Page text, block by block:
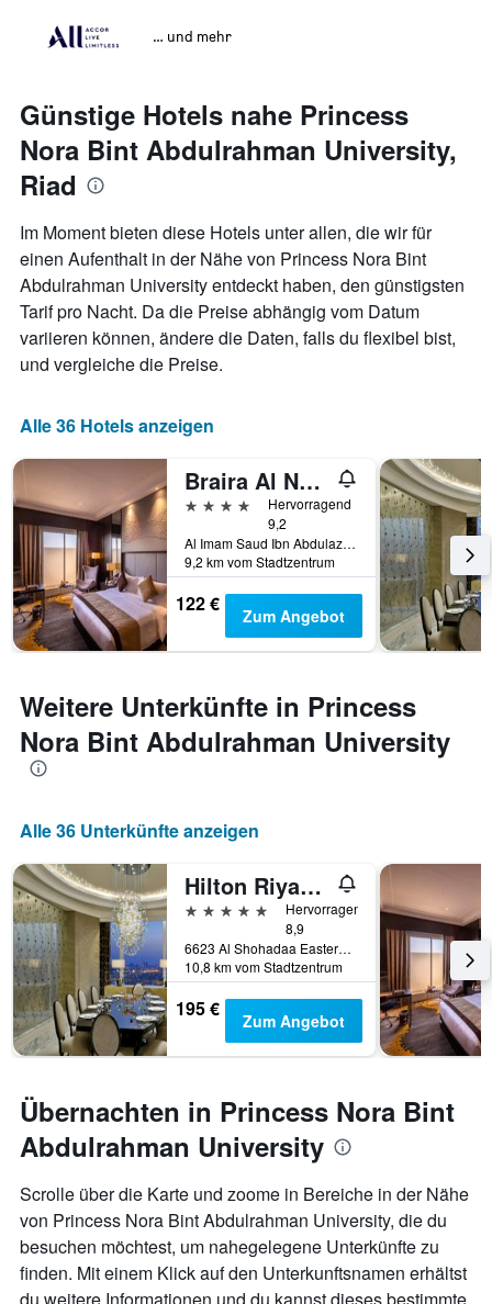
… und mehr
Günstige Hotels nahe Princess
Nora Bint Abdulrahman University,
Riad
Im Moment bieten diese Hotels unter allen, die wir für
einen Aufenthalt in der Nähe von Princess Nora Bint
Abdulrahman University entdeckt haben, den günstigsten
Tarif pro Nacht. Da die Preise abhängig vom Datum
variieren können, ändere die Daten, falls du flexibel bist,
und vergleiche die Preise.
Alle 36 Hotels anzeigen
Braira Al Nakheel Hotel
4 Sterne
Hervorragend
9,2
Al Imam Saud Ibn Abdulaziz Branch Road In front of Al Nakheel Mall, Riad, Saudi-Arabien
9,2 km vom Stadtzentrum
122 € Zum Angebot
Weitere Unterkünfte in Princess
Nora Bint Abdulrahman University
Alle 36 Unterkünfte anzeigen
Hilton Riyadh Hotel & Residences
5 Sterne
Hervorragend
8,9
6623 Al Shohadaa Eastern Ring Road, Riad, Saudi-Arabien
10,8 km vom Stadtzentrum
195 € Zum Angebot
Übernachten in Princess Nora Bint
Abdulrahman University
Scrolle über die Karte und zoome in Bereiche in der Nähe
von Princess Nora Bint Abdulrahman University, die du
besuchen möchtest, um nahegelegene Unterkünfte zu
finden. Mit einem Klick auf den Unterkunftsnamen erhältst